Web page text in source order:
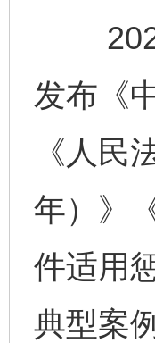
2026
发布《
《人民
年）》
件适用
典型案